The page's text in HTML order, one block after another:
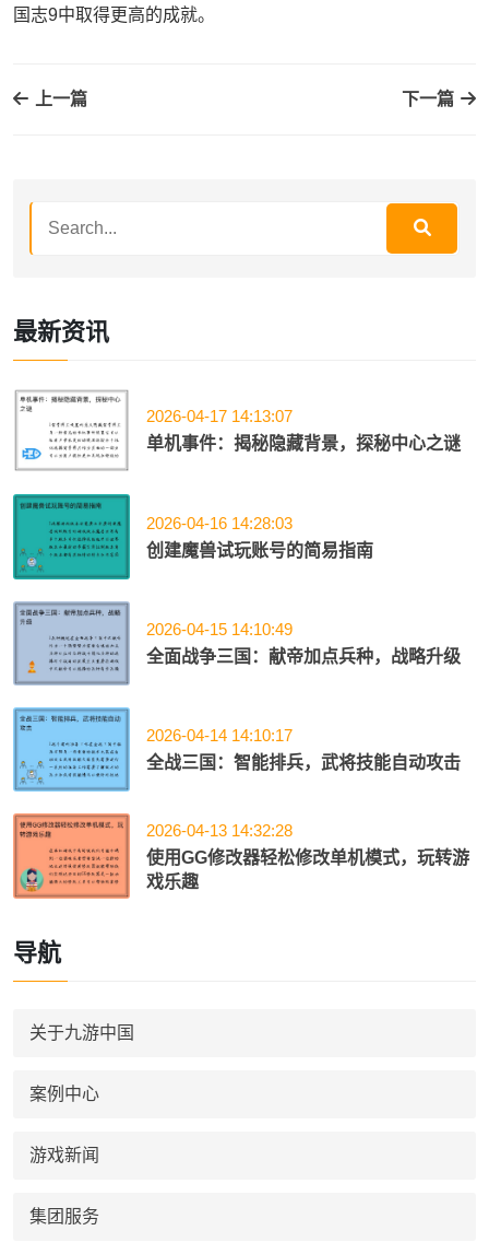
国志9中取得更高的成就。
上一篇 下一篇
最新资讯
2026-04-17 14:13:07
单机事件：揭秘隐藏背景，探秘中心之谜
2026-04-16 14:28:03
创建魔兽试玩账号的简易指南
2026-04-15 14:10:49
全面战争三国：献帝加点兵种，战略升级
2026-04-14 14:10:17
全战三国：智能排兵，武将技能自动攻击
2026-04-13 14:32:28
使用GG修改器轻松修改单机模式，玩转游
戏乐趣
导航
关于九游中国
案例中心
游戏新闻
集团服务